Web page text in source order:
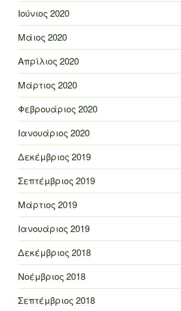
Ιούνιος 2020
Μάιος 2020
Απρίλιος 2020
Μάρτιος 2020
Φεβρουάριος 2020
Ιανουάριος 2020
Δεκέμβριος 2019
Σεπτέμβριος 2019
Μάρτιος 2019
Ιανουάριος 2019
Δεκέμβριος 2018
Νοέμβριος 2018
Σεπτέμβριος 2018